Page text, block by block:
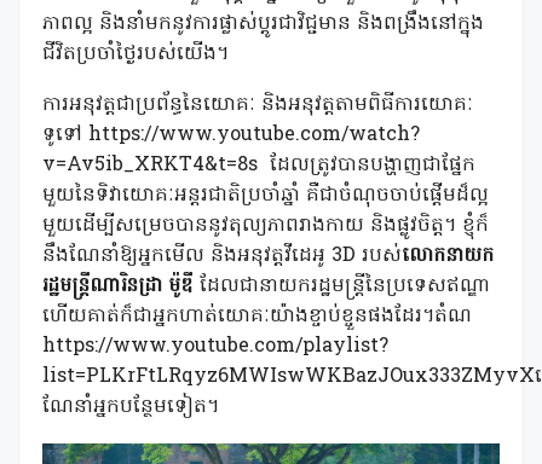
ភាពល្អ និងនាំមកនូវការផ្លាស់ប្តូរជាវិជ្ជមាន និងពង្រឹងនៅក្នុង
ជីវិតប្រចាំថ្ងៃរបស់យើង។
ការអនុវត្តជាប្រព័ន្ធនៃយោគៈ និងអនុវត្តតាមពិធីការយោគៈ
ទូទៅ https://www.youtube.com/watch?
v=Av5ib_XRKT4&t=8s ដែលត្រូវបានបង្ហាញជាផ្នែក
មួយនៃទិវាយោគៈអន្តរជាតិប្រចាំឆ្នាំ គឺជាចំណុចចាប់ផ្តើមដ៏ល្អ
មួយដើម្បីសម្រេចបាននូវតុល្យភាពរាងកាយ និងផ្លូវចិត្ត។ ខ្ញុំក៏
នឹងណែនាំឱ្យអ្នកមើល និងអនុវត្តវីដេអូ 3D របស់លោកនាយក
រដ្ឋមន្ត្រីណារិនដ្រា ម៉ូឌី ដែលជានាយករដ្ឋមន្ត្រីនៃប្រទេសឥណ្ឌា
ហើយគាត់ក៏ជាអ្នកហាត់យោគៈយ៉ាងខ្ចាប់ខ្ចួនផងដែរ។តំណ
https://www.youtube.com/playlist?
list=PLKrFtLRqyz6MWIswWKBazJOux333ZMyvX
ណែនាំអ្នកបន្ថែមទៀត។